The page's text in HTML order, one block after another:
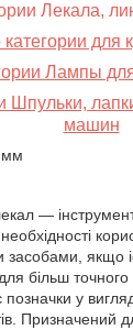
Лекала,
категории для
Лампы
Шпульки,
машин
мм
—
засобами, якщо
більш
у
Призначений